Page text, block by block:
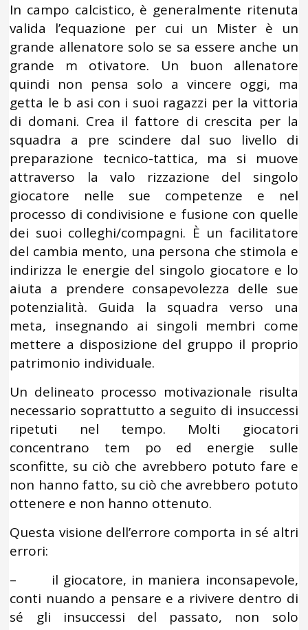
In campo calcistico, è generalmente ritenuta
valida l’equazione per cui un Mister è un
grande allenatore solo se sa essere anche un
grande m otivatore. Un buon allenatore
quindi non pensa solo a vincere oggi, ma
getta le b asi con i suoi ragazzi per la vittoria
di domani. Crea il fattore di crescita per la
squadra a pre scindere dal suo livello di
preparazione tecnico-tattica, ma si muove
attraverso la valo rizzazione del singolo
giocatore nelle sue competenze e nel
processo di condivisione e fusione con quelle
dei suoi colleghi/compagni. È un facilitatore
del cambia mento, una persona che stimola e
indirizza le energie del singolo giocatore e lo
aiuta a prendere consapevolezza delle sue
potenzialità. Guida la squadra verso una
meta, insegnando ai singoli membri come
mettere a disposizione del gruppo il proprio
patrimonio individuale.
Un delineato processo motivazionale risulta
necessario soprattutto a seguito di insuccessi
ripetuti nel tempo. Molti giocatori
concentrano tem po ed energie sulle
sconfitte, su ciò che avrebbero potuto fare e
non hanno fatto, su ciò che avrebbero potuto
ottenere e non hanno ottenuto.
Questa visione dell’errore comporta in sé altri
errori:
– il giocatore, in maniera inconsapevole,
conti nuando a pensare e a rivivere dentro di
sé gli insuccessi del passato, non solo